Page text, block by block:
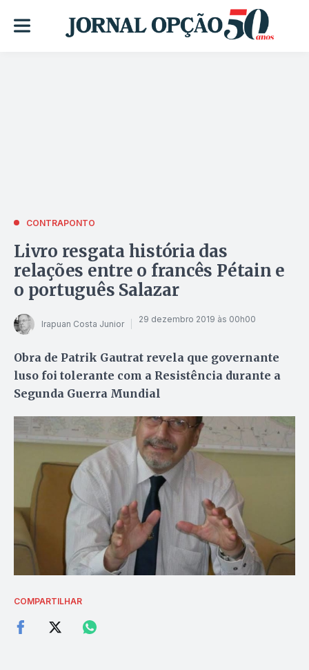
CONTRAPONTO
Livro resgata história das
relações entre o francês Pétain e
o português Salazar
Irapuan Costa Junior 29 dezembro 2019 às 00h00
Obra de Patrik Gautrat revela que governante
luso foi tolerante com a Resistência durante a
Segunda Guerra Mundial
COMPARTILHAR